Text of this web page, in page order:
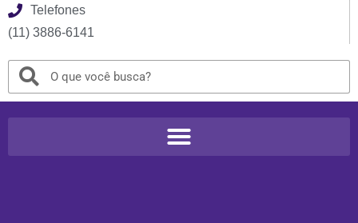
Telefones
(11) 3886-6141